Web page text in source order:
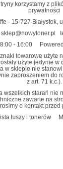
korzystamy z
prywatności
- 15-727 Białystok,
sklep@nowytoner.pl
8:00 - 16:00
towarowe użyte
użyte jedynie w
w sklepie nie
zaproszeniem do
z art. 71 k.c.).
wszelkich starań nie
zawarte na
o kontakt przed
tuszy i tonerów